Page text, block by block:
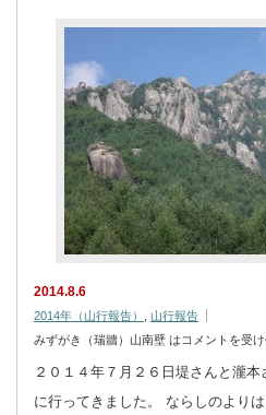
2014.8.6
2014年（山行報告）
山行報告
みずがき（瑞牆）山南壁 は コメントを受
２０１４年７月２６日堤さんと瀧
に行ってきました。 ならしのより